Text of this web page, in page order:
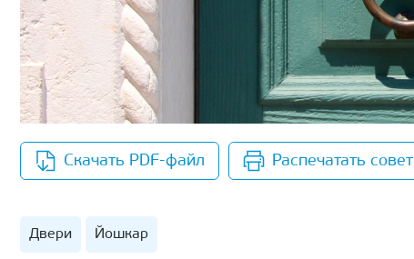
Скачать PDF-файл Распечатать совет
Двери Йошкар